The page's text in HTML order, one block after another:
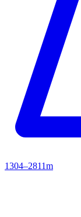
1304–2811m